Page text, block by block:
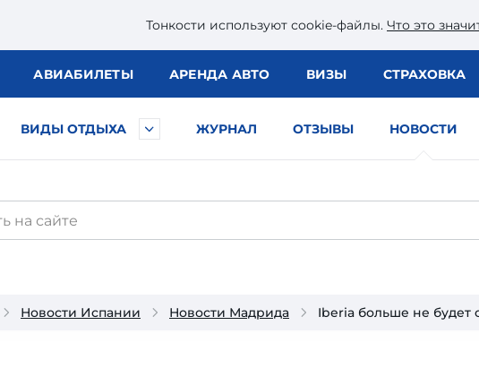
Тонкости используют сookie-файлы. Что это
АВИАБИЛЕТЫ АРЕНДА АВТО ВИЗЫ СТРАХОВКА
ВИДЫ ОТДЫХА ЖУРНАЛ ОТЗЫВЫ НОВОСТИ
Новости Испании Новости Мадрида Iberia больше не будет